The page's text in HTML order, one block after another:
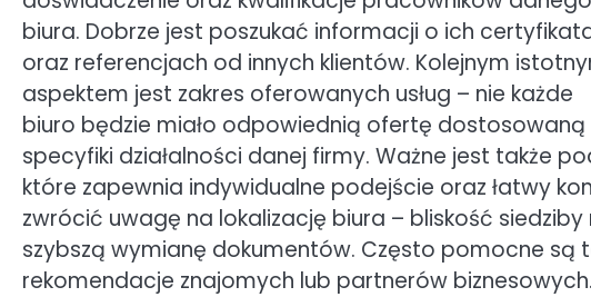
biura. Dobrze jest poszukać informacji o ich
oraz referencjach od innych klientów. Kolejnym
aspektem jest zakres oferowanych usług – nie każde
biuro będzie miało odpowiednią ofertę
specyfiki działalności danej firmy. Ważne jest także
które zapewnia indywidualne podejście oraz łatwy
zwrócić uwagę na lokalizację biura – bliskość
szybszą wymianę dokumentów. Często pomocne są
rekomendacje znajomych lub partnerów biznesowych.